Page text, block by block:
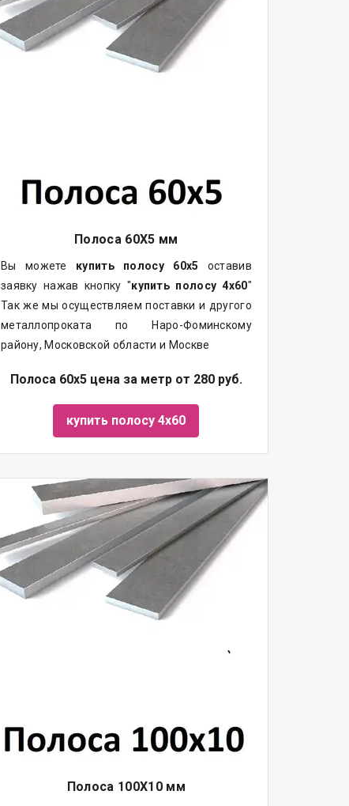
Полоса 60Х5 мм
Вы можете купить полосу 60х5 оставив
заявку нажав кнопку "купить полосу 4х60"
Так же мы осуществляем поставки и другого
металлопроката по Наро-Фоминскому
району, Московской области и Москве
Полоса 60х5 цена за метр от 280 руб.
купить полосу 4х60
Полоса 100Х10 мм